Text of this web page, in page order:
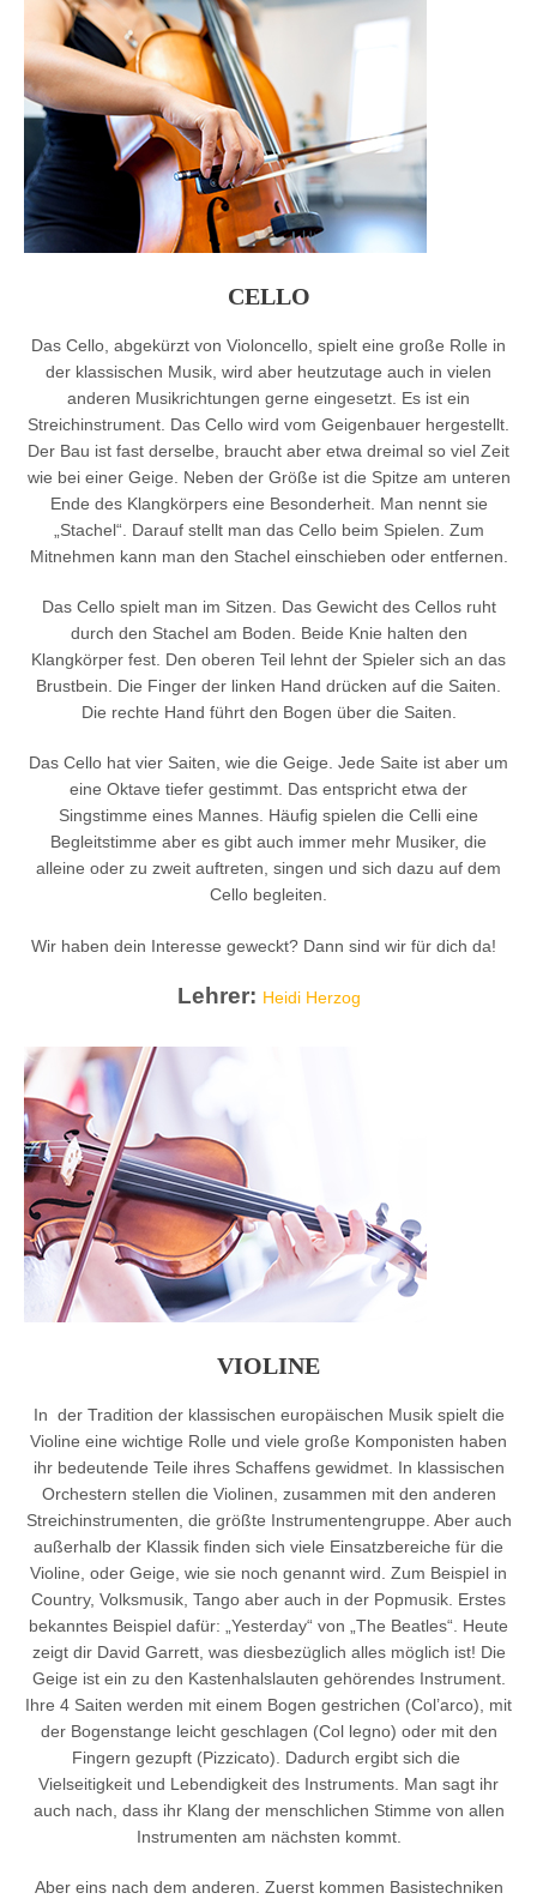
CELLO
Das Cello, abgekürzt von Violoncello, spielt eine große Rolle in
der klassischen Musik, wird aber heutzutage auch in vielen
anderen Musikrichtungen gerne eingesetzt. Es ist ein
Streichinstrument. Das Cello wird vom Geigenbauer hergestellt.
Der Bau ist fast derselbe, braucht aber etwa dreimal so viel Zeit
wie bei einer Geige. Neben der Größe ist die Spitze am unteren
Ende des Klangkörpers eine Besonderheit. Man nennt sie
„Stachel“. Darauf stellt man das Cello beim Spielen. Zum
Mitnehmen kann man den Stachel einschieben oder entfernen.
Das Cello spielt man im Sitzen. Das Gewicht des Cellos ruht
durch den Stachel am Boden. Beide Knie halten den
Klangkörper fest. Den oberen Teil lehnt der Spieler sich an das
Brustbein. Die Finger der linken Hand drücken auf die Saiten.
Die rechte Hand führt den Bogen über die Saiten.
Das Cello hat vier Saiten, wie die Geige. Jede Saite ist aber um
eine Oktave tiefer gestimmt. Das entspricht etwa der
Singstimme eines Mannes. Häufig spielen die Celli eine
Begleitstimme aber es gibt auch immer mehr Musiker, die
alleine oder zu zweit auftreten, singen und sich dazu auf dem
Cello begleiten.
Wir haben dein Interesse geweckt? Dann sind wir für dich da!
Lehrer: Heidi Herzog
VIOLINE
In der Tradition der klassischen europäischen Musik spielt die
Violine eine wichtige Rolle und viele große Komponisten haben
ihr bedeutende Teile ihres Schaffens gewidmet. In klassischen
Orchestern stellen die Violinen, zusammen mit den anderen
Streichinstrumenten, die größte Instrumentengruppe. Aber auch
außerhalb der Klassik finden sich viele Einsatzbereiche für die
Violine, oder Geige, wie sie noch genannt wird. Zum Beispiel in
Country, Volksmusik, Tango aber auch in der Popmusik. Erstes
bekanntes Beispiel dafür: „Yesterday“ von „The Beatles“. Heute
zeigt dir David Garrett, was diesbezüglich alles möglich ist! Die
Geige ist ein zu den Kastenhalslauten gehörendes Instrument.
Ihre 4 Saiten werden mit einem Bogen gestrichen (Col’arco), mit
der Bogenstange leicht geschlagen (Col legno) oder mit den
Fingern gezupft (Pizzicato). Dadurch ergibt sich die
Vielseitigkeit und Lebendigkeit des Instruments. Man sagt ihr
auch nach, dass ihr Klang der menschlichen Stimme von allen
Instrumenten am nächsten kommt.
Aber eins nach dem anderen. Zuerst kommen Basistechniken